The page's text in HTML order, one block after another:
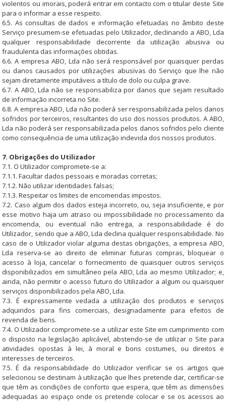
violentos ou imorais, poderá entrar em contacto com o titular deste Site
para o informar a esse respeito.
6.5. As consultas de dados e informação efetuadas no âmbito deste
Serviço presumem-se efetuadas pelo Utilizador, declinando a ABO, Lda
qualquer responsabilidade decorrente da utilização abusiva ou
fraudulenta das informações obtidas.
6.6. A empresa ABO, Lda não será responsável por quaisquer perdas
ou danos causados por utilizações abusivas do Serviço que lhe não
sejam diretamente imputáveis a título de dolo ou culpa grave.
6.7. A ABO, Lda não se responsabiliza por danos que sejam resultado
de informação incorreta no Site.
6.8. A empresa ABO, Lda não poderá ser responsabilizada pelos danos
sofridos por terceiros, resultantes do uso dos nossos produtos. A ABO,
Lda não poderá ser responsabilizada pelos danos sofridos pelo cliente
como consequência de uma utilização indevida dos nossos produtos.
7. Obrigações do Utilizador
7.1. O Utilizador compromete-se a:
7.1.1. Facultar dados pessoais e moradas corretas;
7.1.2. Não utilizar identidades falsas;
7.1.3. Respeitar os limites de encomendas impostos.
7.2. Caso algum dos dados esteja incorreto, ou, seja insuficiente, e por
esse motivo haja um atraso ou impossibilidade no processamento da
encomenda, ou eventual não entrega, a responsabilidade é do
Utilizador, sendo que a ABO, Lda declina qualquer responsabilidade. No
caso de o Utilizador violar alguma destas obrigações, a empresa ABO,
Lda reserva-se ao direito de eliminar futuras compras, bloquear o
acesso à loja, cancelar o fornecimento de quaisquer outros serviços
disponibilizados em simultâneo pela ABO, Lda ao mesmo Utilizador; e,
ainda, não permitir o acesso futuro do Utilizador a algum ou quaisquer
serviços disponibilizados pela ABO, Lda.
7.3. É expressamente vedada a utilização dos produtos e serviços
adquiridos para fins comerciais, designadamente para efeitos de
revenda de bens.
7.4. O Utilizador compromete-se a utilizar este Site em cumprimento com
o disposto na legislação aplicável, abstendo-se de utilizar o Site para
atividades opostas à lei, à moral e bons costumes, ou direitos e
interesses de terceiros.
7.5. É da responsabilidade do Utilizador verificar se os artigos que
selecionou se destinam à utilização que lhes pretende dar, certificar-se
que têm as condições de conforto que espera, que têm as dimensões
adequadas ao espaço onde os pretende colocar e se os acessos ao